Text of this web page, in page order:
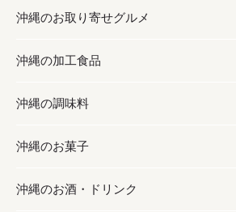
沖縄のお取り寄せグルメ
お取り寄せグルメ
フルーツ・野菜
お肉
海産物
沖縄の加工食品
加工食品
缶詰／パウチ
沖縄料理
沖縄の調味料
調味料
砂糖／黒砂糖
沖縄のお菓子
お菓子
沖縄のお酒・ドリンク